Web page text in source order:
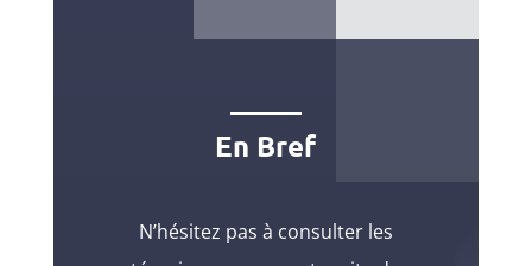
En Bref
N’hésitez pas à consulter les